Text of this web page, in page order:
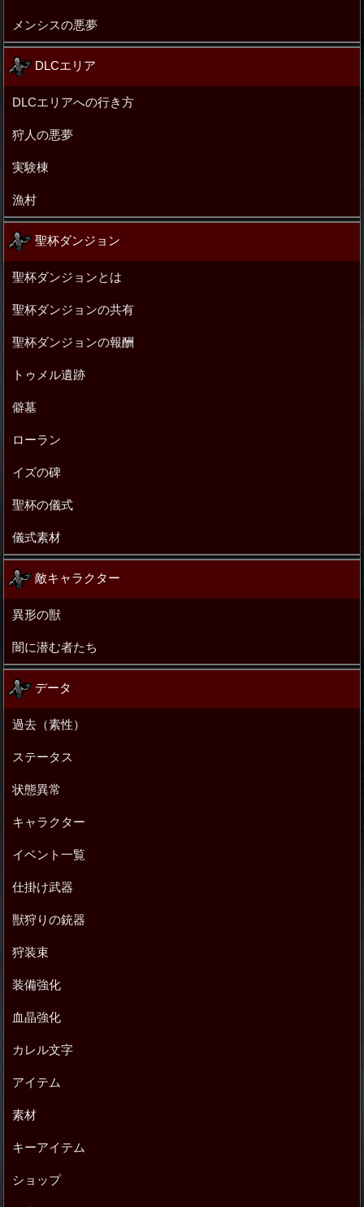
メンシスの悪夢
DLCエリア
DLCエリアへの行き方
狩人の悪夢
実験棟
漁村
聖杯ダンジョン
聖杯ダンジョンとは
聖杯ダンジョンの共有
聖杯ダンジョンの報酬
トゥメル遺跡
僻墓
ローラン
イズの碑
聖杯の儀式
儀式素材
敵キャラクター
異形の獣
闇に潜む者たち
データ
過去（素性）
ステータス
状態異常
キャラクター
イベント一覧
仕掛け武器
獣狩りの銃器
狩装束
装備強化
血晶強化
カレル文字
アイテム
素材
キーアイテム
ショップ